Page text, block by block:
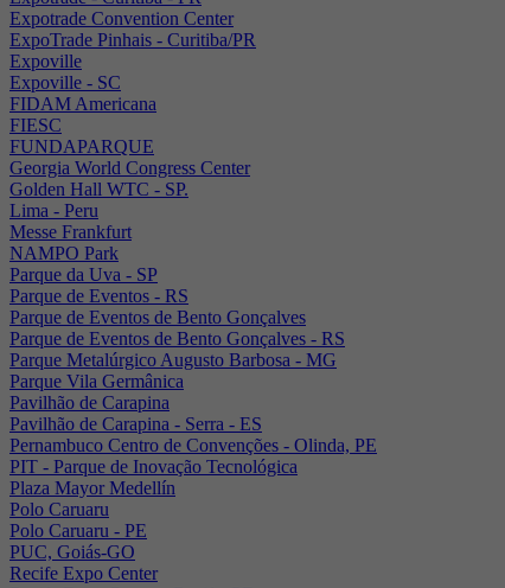
Expotrade Convention Center
ExpoTrade Pinhais - Curitiba/PR
Expoville
Expoville - SC
FIDAM Americana
FIESC
FUNDAPARQUE
Georgia World Congress Center
Golden Hall WTC - SP.
Lima - Peru
Messe Frankfurt
NAMPO Park
Parque da Uva - SP
Parque de Eventos - RS
Parque de Eventos de Bento Gonçalves
Parque de Eventos de Bento Gonçalves - RS
Parque Metalúrgico Augusto Barbosa - MG
Parque Vila Germânica
Pavilhão de Carapina
Pavilhão de Carapina - Serra - ES
Pernambuco Centro de Convenções - Olinda, PE
PIT - Parque de Inovação Tecnológica
Plaza Mayor Medellín
Polo Caruaru
Polo Caruaru - PE
PUC, Goiás-GO
Recife Expo Center